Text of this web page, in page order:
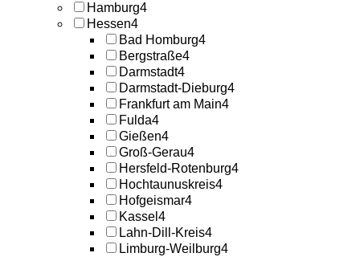
Hamburg4
Hessen4
Bad Homburg4
Bergstraße4
Darmstadt4
Darmstadt-Dieburg4
Frankfurt am Main4
Fulda4
Gießen4
Groß-Gerau4
Hersfeld-Rotenburg4
Hochtaunuskreis4
Hofgeismar4
Kassel 4
Lahn-Dill-Kreis4
Limburg-Weilburg4